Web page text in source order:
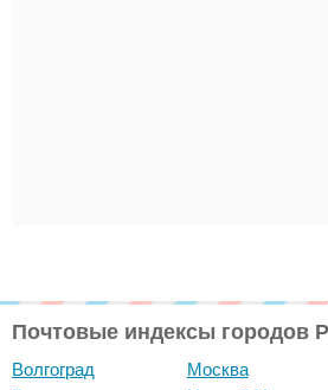
Почтовые индексы городов
Волгоград
Москва